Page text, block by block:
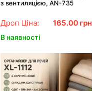
з вентиляцією, AN-735
вентиляцією для монітора
Дроп Ціна: 165.00 грн
В наявності